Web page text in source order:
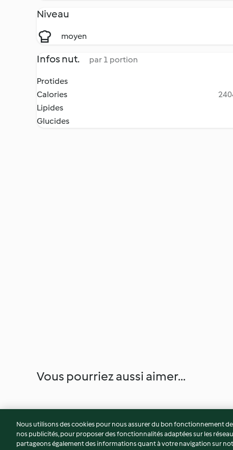
Niveau
moyen
Infos nut. par 1 portion
Protides
Calories
Lipides
Glucides
Vous pourriez aussi aimer...
Nous utilisons des cookies pour nous assurer du bon fonctionnement
nos publicités, pour proposer des fonctionnalités adaptées sur les
partageons également des informations quant à votre navigation sur